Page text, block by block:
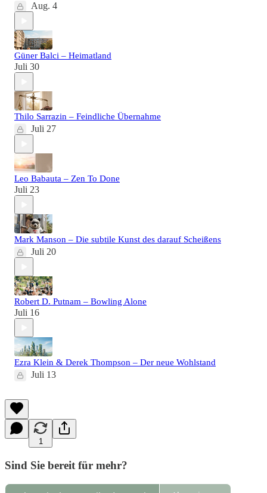
Aug. 4
Güner Balci – Heimatland
Juli 30
Thilo Sarrazin – Feindliche Übernahme
Juli 27
Leo Babauta – Zen To Done
Juli 23
Mark Manson – Die subtile Kunst des darauf Scheißens
Juli 20
Robert D. Putnam – Bowling Alone
Juli 16
Ezra Klein & Derek Thompson – Der neue Wohlstand
Juli 13
1
Sind Sie bereit für mehr?